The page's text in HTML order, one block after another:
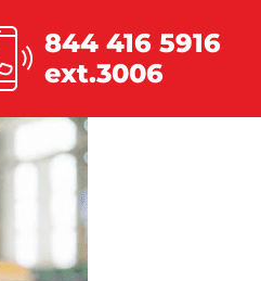
844 416 5916
ext.3006